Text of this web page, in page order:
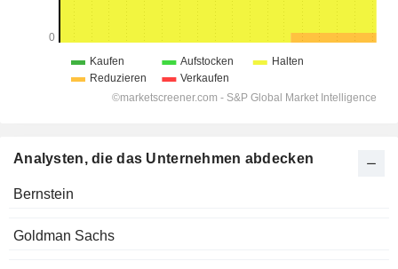
Analysten, die das Unternehmen abdecken
Bernstein
Goldman Sachs